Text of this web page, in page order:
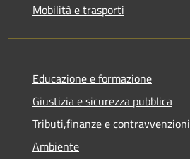
Mobilità e trasporti
Educazione e formazione
Giustizia e sicurezza pubblica
Tributi,finanze e contravvenzioni
Ambiente